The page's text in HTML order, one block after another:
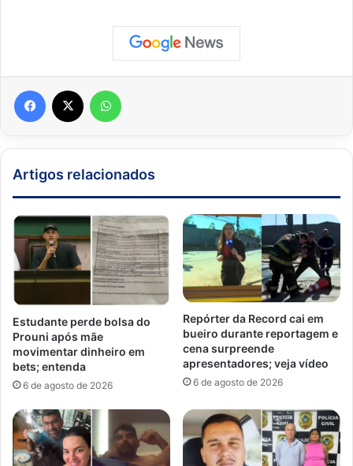
Artigos relacionados
Estudante perde bolsa do
Prouni após mãe
movimentar dinheiro em
bets; entenda
6 de agosto de 2026
Repórter da Record cai em
bueiro durante reportagem e
cena surpreende
apresentadores; veja vídeo
6 de agosto de 2026